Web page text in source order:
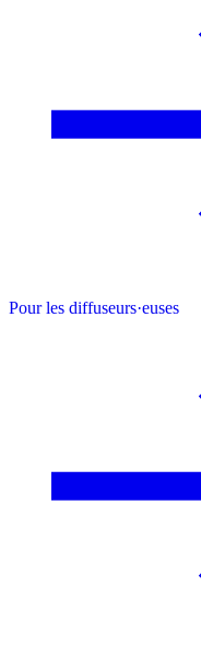
Pour les diffuseurs·euses